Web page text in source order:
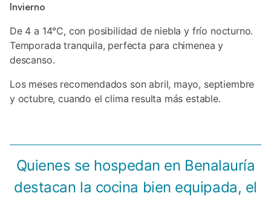
Invierno
De 4 a 14°C, con posibilidad de niebla y frío nocturno.
Temporada tranquila, perfecta para chimenea y
descanso.
Los meses recomendados son abril, mayo, septiembre
y octubre, cuando el clima resulta más estable.
Quienes se hospedan en Benalauría
destacan la cocina bien equipada, el